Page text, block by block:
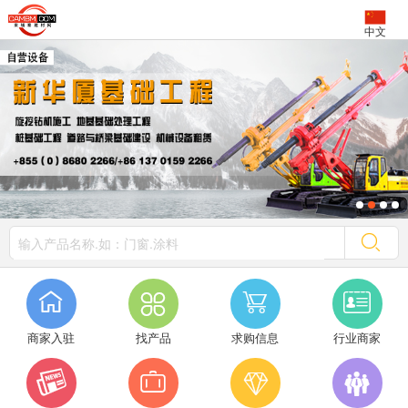
中文

商家入驻

找产品

求购信息

行业商家
   